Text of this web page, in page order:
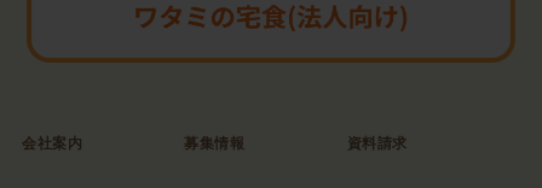
会社案内 募集情報 資料請求